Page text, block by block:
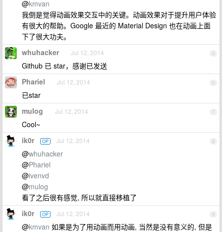
@kmvan
我倒是觉得动画效果交互中的关键。动画效果对于提升用户体验
有很大的帮助。Google 最近的 Material Design 也在动画上面
下了很大功夫。
5
whuhacker Jul 12, 2014
Github 已 star，感谢已发送
6
Phariel Jul 12, 2014
已star
7
mulog Jul 12, 2014
Cool~
8
ik0r OP Jul 12, 2014
@whuhacker
@Phariel
@ivenvd
@mulog
看了之后很有感觉, 所以就直接移植了
9
ik0r OP Jul 12, 2014
@kmvan 如果是为了用动画而用动画, 当然是没有意义的, 但是